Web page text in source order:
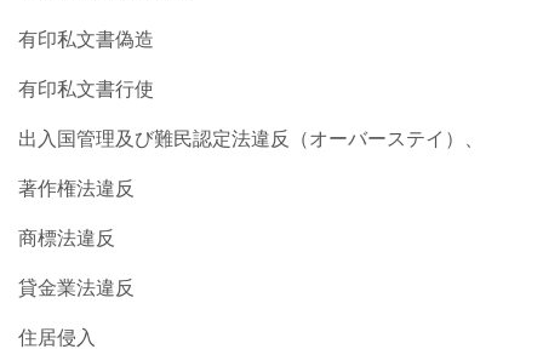
有印私文書偽造
有印私文書行使
出入国管理及び難民認定法違反（オーバーステイ）、
著作権法違反
商標法違反
貸金業法違反
住居侵入